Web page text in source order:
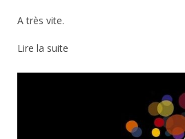
A très vite.
Lire la suite